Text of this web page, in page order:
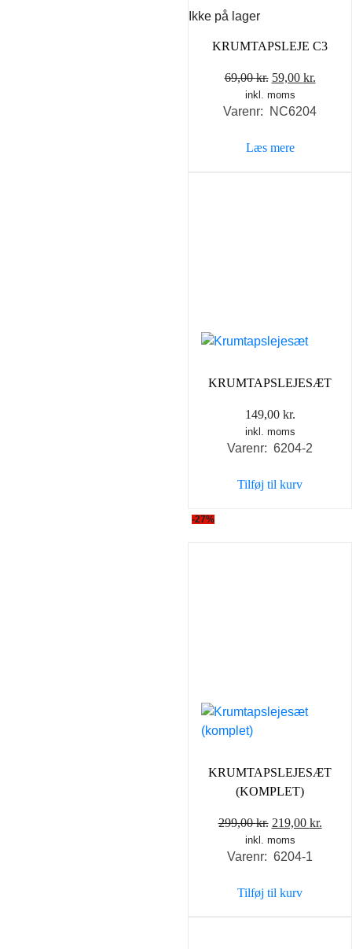
Ikke på lager
KRUMTAPSLEJE C3
69,00kr. Den
oprindelige
pris
69,00 kr..
59,00 kr.
pris
inkl. moms
Varenr: NC6204
Læs mere
KRUMTAPSLEJESÆT
149,00 kr.
inkl. moms
Varenr: 6204-2
Tilføj til kurv
-27%
KRUMTAPSLEJESÆT
(KOMPLET)
299,00kr. Den
oprindelige
pris
299,00 kr..
219,00 kr.
inkl. moms
Varenr: 6204-1
Tilføj til kurv